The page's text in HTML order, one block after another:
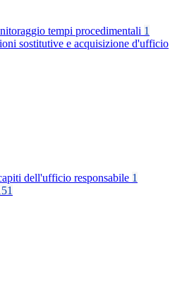
tempi procedimentali 1
sostitutive e acquisizione d'ufficio
dell'ufficio responsabile 1